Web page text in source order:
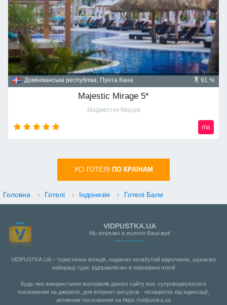
91 %
Домініканська республіка, Пунта Кана
Majestic Mirage 5*
Маджестик Мираж
n\a
УСI ГОТЕЛІ ПО КРАIНАМ
Головна › Готелі › Індонезія › Готелі Бали
VIDPUSTKA.UA
Ми втілимо в життя Ваші мрії
VIDPUSTKA.UA – туристична агенція, надаємо незабутній відпочинок, шукаємо
найкращі тури, відправляємо в перевірені отелі!
Будь-яке використання матеріалів даного сайту має супроводжуватися
посиланням на джерело, для інтернет-ресурсів - незакритих від індексації,
активним посиланням на https://vidpustka.ua